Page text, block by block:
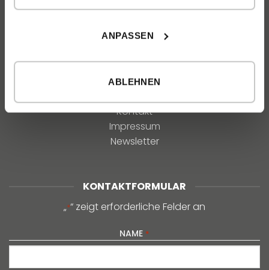
ANPASSEN
ABLEHNEN
ÜBER UNS
Unsere Philosophie
Unsere Auszeichnungen
Kontakt
Impressum
Newsletter
KONTAKTFORMULAR
„*“ zeigt erforderliche Felder an
NAME *